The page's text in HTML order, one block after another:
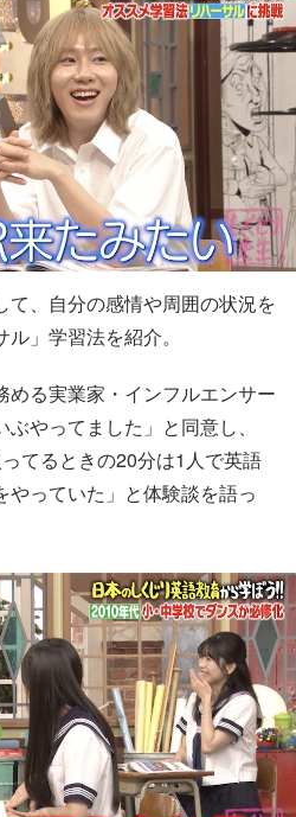
て、自分の感情や周囲の状況を
」学習法を紹介。
める実業家・インフルエンサー
やってました」と同意し、
てるときの20分は1人で英語
やっていた」と体験談を語っ